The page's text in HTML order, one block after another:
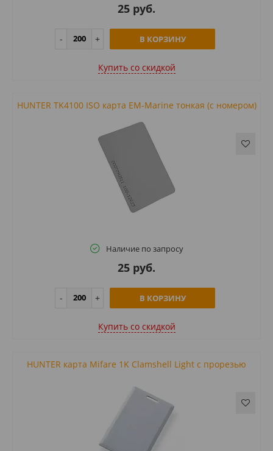
25 руб.
В КОРЗИНУ
Купить cо скидкой
HUNTER TK4100 ISO карта EM-Marine тонкая (с номером)
Наличие по запросу
25 руб.
В КОРЗИНУ
Купить cо скидкой
HUNTER карта Mifare 1K Clamshell Light с прорезью